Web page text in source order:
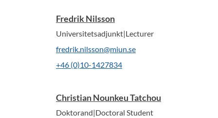
Fredrik Nilsson
Universitetsadjunkt|Lecturer
fredrik.nilsson@miun.se
+46 (0)10-1427834
Christian Nounkeu Tatchou
Doktorand|Doctoral Student